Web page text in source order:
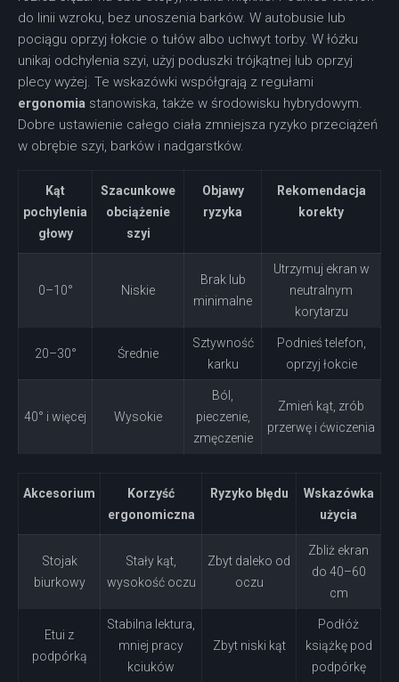
do linii wzroku, bez unoszenia barków. W autobusie lub
pociągu oprzyj łokcie o tułów albo uchwyt torby. W łóżku
unikaj odchylenia szyi, użyj poduszki trójkątnej lub oprzyj
plecy wyżej. Te wskazówki współgrają z regułami
ergonomia stanowiska, także w środowisku hybrydowym.
Dobre ustawienie całego ciała zmniejsza ryzyko przeciążeń
w obrębie szyi, barków i nadgarstków.
Kąt
pochylenia
głowy
Szacunkowe
obciążenie
szyi
Objawy
ryzyka
Rekomendacja
korekty
0–10° Niskie
Brak lub
minimalne
Utrzymuj ekran w
neutralnym
korytarzu
20–30° Średnie
Sztywność
karku
Podnieś telefon,
oprzyj łokcie
40° i więcej Wysokie
Ból,
pieczenie,
zmęczenie
Zmień kąt, zrób
przerwę i ćwiczenia
Akcesorium
Korzyść
ergonomiczna
Ryzyko błędu
Wskazówka
użycia
Stojak
biurkowy
Stały kąt,
wysokość oczu
Zbyt daleko od
oczu
Zbliż ekran
do 40–60
cm
Etui z
podpórką
Stabilna lektura,
mniej pracy
kciuków
Zbyt niski kąt
Podłóż
książkę pod
podpórkę